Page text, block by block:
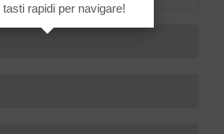
rapidi per navigare!